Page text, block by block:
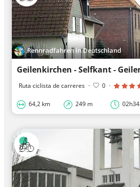
Rennradfahren in Deutschland
Ruta ciclista de carreres · 0 ·
64,2 km 249 m 02h34